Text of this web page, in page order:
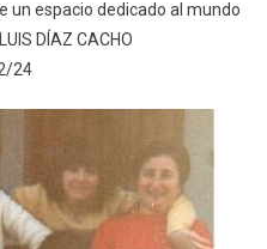
un espacio dedicado al mundo
DÍAZ CACHO
24